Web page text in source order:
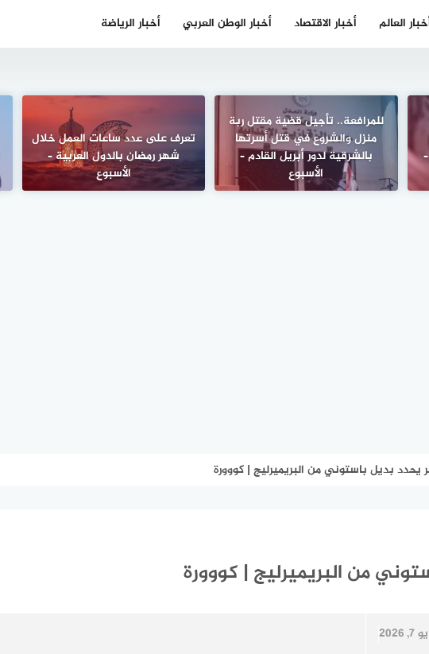
العالم أخبار الاقتصاد أخبار الوطن العربي أخبار الرياضة
للمرافعة.. تأجيل قضية مقتل ربة
منزل والشروع في قتل أسرتها
بالشرقية لدور أبريل القادم –
الأسبوع
تعرف على عدد ساعات العمل خلال
شهر رمضان بالدول العربية –
الأسبوع
يحدد بديل باستوني من البريميرليج | كووورة
من البريميرليج | كووورة
2026